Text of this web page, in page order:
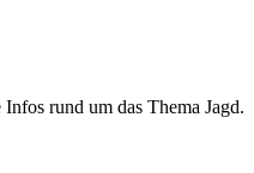
rund um das Thema Jagd.